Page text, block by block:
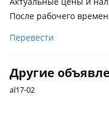
После рабочего
Перевести
Другие
al17-02